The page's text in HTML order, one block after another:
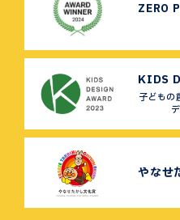
ZERO
KIDS
子どもの
やなせ